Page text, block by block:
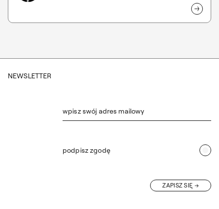
NEWSLETTER
wpisz swój adres mailowy
podpisz zgodę
ZAPISZ SIĘ